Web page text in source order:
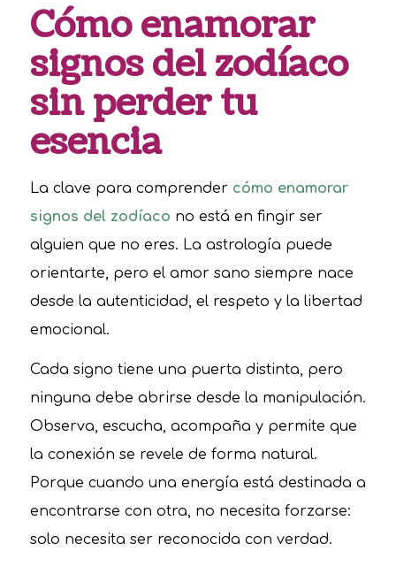
Cómo enamorar
signos del zodíaco
sin perder tu
esencia
La clave para comprender cómo enamorar
signos del zodíaco no está en fingir ser
alguien que no eres. La astrología puede
orientarte, pero el amor sano siempre nace
desde la autenticidad, el respeto y la libertad
emocional.
Cada signo tiene una puerta distinta, pero
ninguna debe abrirse desde la manipulación.
Observa, escucha, acompaña y permite que
la conexión se revele de forma natural.
Porque cuando una energía está destinada a
encontrarse con otra, no necesita forzarse:
solo necesita ser reconocida con verdad.